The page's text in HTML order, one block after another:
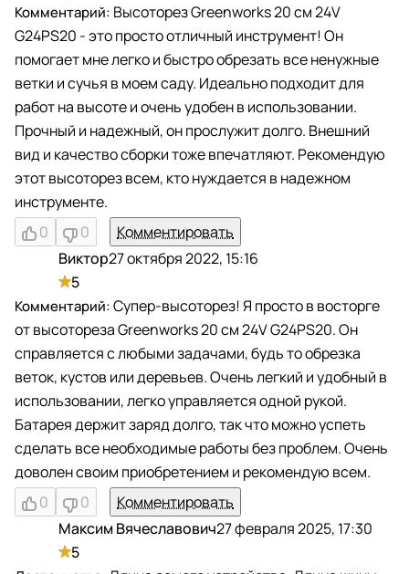
Высоторез Greenworks 20 см 24V
G24PS20 - это просто отличный инструмент! Он
помогает мне легко и быстро обрезать все ненужные
ветки и сучья в моем саду. Идеально подходит для
работ на высоте и очень удобен в использовании.
Прочный и надежный, он прослужит долго. Внешний
вид и качество сборки тоже впечатляют. Рекомендую
этот высоторез всем, кто нуждается в надежном
инструменте.
0
0
Комментировать
Виктор27 октября 2022, 15:16
5
Супер-высоторез! Я просто в восторге
от высотореза Greenworks 20 см 24V G24PS20. Он
справляется с любыми задачами, будь то обрезка
веток, кустов или деревьев. Очень легкий и удобный в
использовании, легко управляется одной рукой.
Батарея держит заряд долго, так что можно успеть
сделать все необходимые работы без проблем. Очень
доволен своим приобретением и рекомендую всем.
0
0
Комментировать
Максим Вячеславович27 февраля 2025, 17:30
5